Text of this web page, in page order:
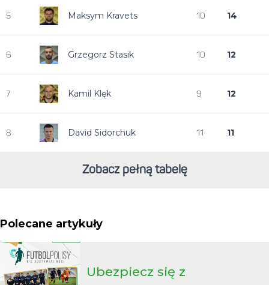
5 Maksym Kravets 10 14
6 Grzegorz Stasik 10 12
7 Kamil Klęk 9 12
8 David Sidorchuk 11 11
Zobacz pełną tabelę
Polecane artykuły
Ubezpiecz się z